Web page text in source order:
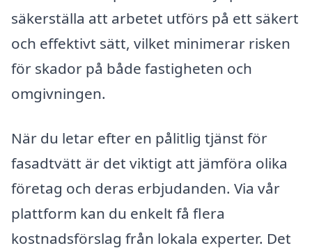
säkerställa att arbetet utförs på ett säkert
och effektivt sätt, vilket minimerar risken
för skador på både fastigheten och
omgivningen.
När du letar efter en pålitlig tjänst för
fasadtvätt är det viktigt att jämföra olika
företag och deras erbjudanden. Via vår
plattform kan du enkelt få flera
kostnadsförslag från lokala experter. Det